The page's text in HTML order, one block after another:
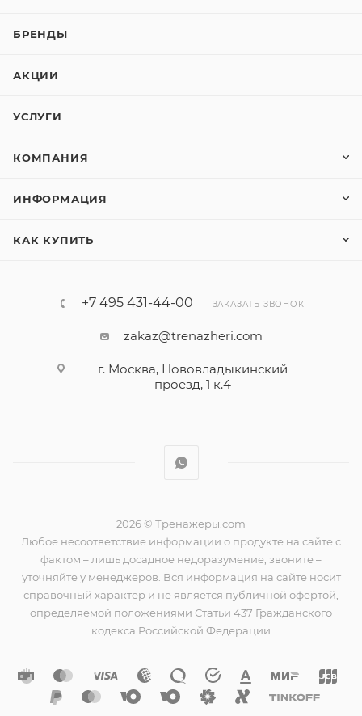
БРЕНДЫ
АКЦИИ
УСЛУГИ
КОМПАНИЯ
ИНФОРМАЦИЯ
КАК КУПИТЬ
+7 495 431-44-00 ЗАКАЗАТЬ ЗВОНОК
zakaz@trenazheri.com
г. Москва, Нововладыкинский
проезд, 1 к.4
2026 © Тренажеры.com
Любое несоответствие информации о продукте на сайте с
фактом – лишь досадное недоразумение, звоните –
уточняйте у менеджеров. Вся информация на сайте носит
справочный характер и не является публичной офертой,
определяемой положениями Статьи 437 Гражданского
кодекса Российской Федерации